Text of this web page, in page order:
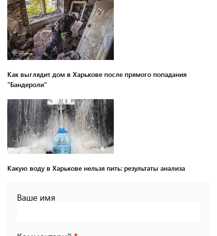
Как выглядит дом в Харькове после прямого попадания
"Бандероли"
Какую воду в Харькове нельзя пить: результаты анализа
Ваше имя